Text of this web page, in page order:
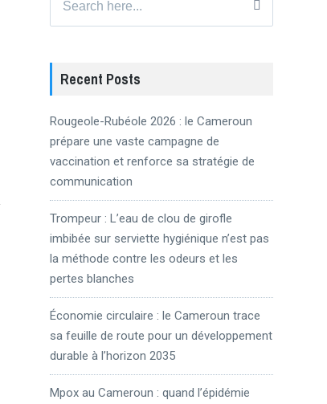
for:
Recent Posts
Rougeole-Rubéole 2026 : le Cameroun
prépare une vaste campagne de
vaccination et renforce sa stratégie de
communication
Trompeur : L’eau de clou de girofle
imbibée sur serviette hygiénique n’est pas
la méthode contre les odeurs et les
pertes blanches
Économie circulaire : le Cameroun trace
sa feuille de route pour un développement
durable à l’horizon 2035
Mpox au Cameroun : quand l’épidémie